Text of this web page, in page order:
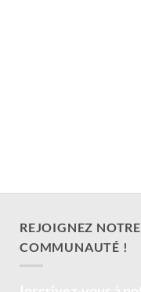
REJOIGNEZ NOTRE
COMMUNAUTÉ !